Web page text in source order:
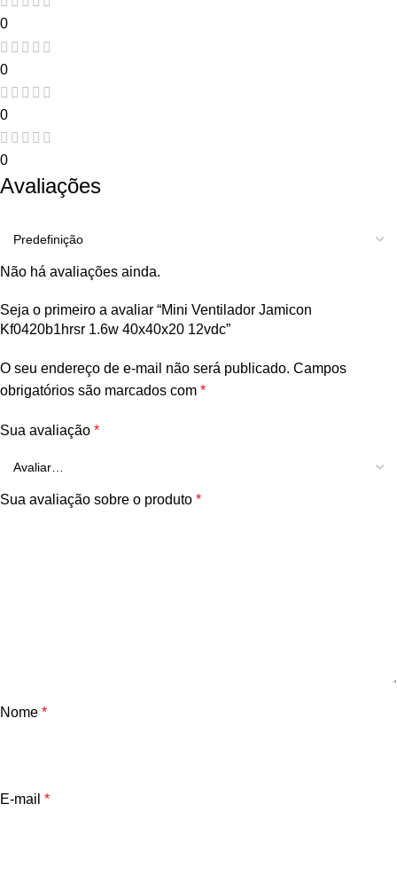
0
0
0
0
Avaliações
Não há avaliações ainda.
Seja o primeiro a avaliar “Mini Ventilador Jamicon
Kf0420b1hrsr 1.6w 40x40x20 12vdc”
O seu endereço de e-mail não será publicado. Campos
obrigatórios são marcados com *
Sua avaliação *
Sua avaliação sobre o produto *
Nome *
E-mail *